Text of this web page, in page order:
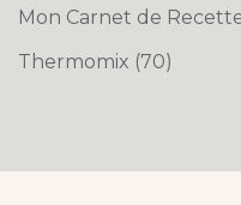
Mon Carnet de
Thermomix (70)